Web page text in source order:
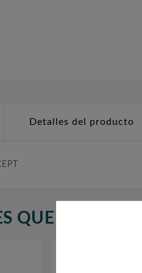
Detalles del producto
QUE